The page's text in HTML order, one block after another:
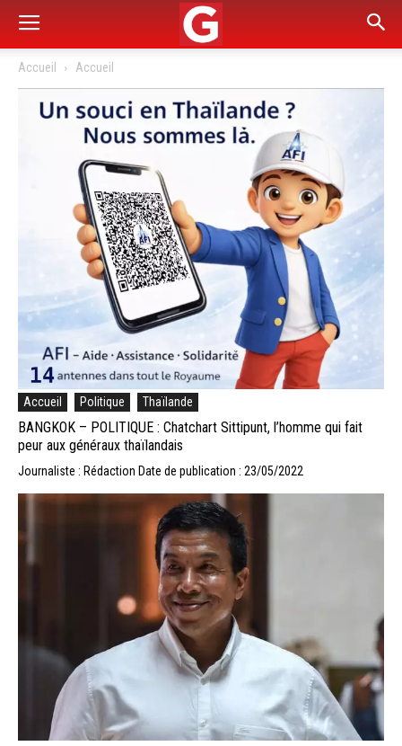
Accueil Accueil
Accueil Politique Thaïlande
BANGKOK – POLITIQUE : Chatchart Sittipunt, l’homme qui fait
peur aux généraux thaïlandais
Journaliste : Rédaction Date de publication : 23/05/2022